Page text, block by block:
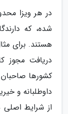
در هر ویزا
شده، که
هستند. برای
دریافت مجوز
کشورها
داوطلبانه و
از شرایط اصلی